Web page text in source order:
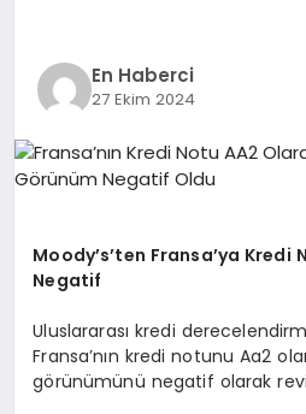
EKONOMI
EĞITIM
En Haberci
27 Ekim 2024
Moody’s’ten Fransa’ya Kredi
Negatif
Uluslararası kredi
Fransa’nın kredi notunu Aa2
görünümünü negatif olarak